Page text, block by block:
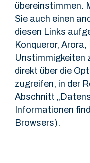
übereinstimmen.
Sie auch einen
diesen Links
Konqueror,
Unstimmigkeiten
direkt über die
zugreifen, in der
Abschnitt
Informationen
Browsers).